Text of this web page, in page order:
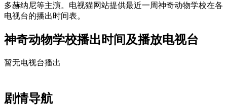
多赫纳尼等主演。电视猫网站提供最近一周神奇动物学校在各
电视台的播出时间表。
神奇动物学校播出时间及播放电视台
暂无电视台播出
剧情导航